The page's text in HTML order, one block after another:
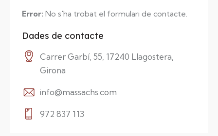
Error: No s'ha trobat el formulari de contacte.
Dades de contacte
Carrer Garbí, 55, 17240 Llagostera,
Girona
info@massachs.com
972 837 113